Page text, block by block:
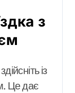
з
із
Це дає